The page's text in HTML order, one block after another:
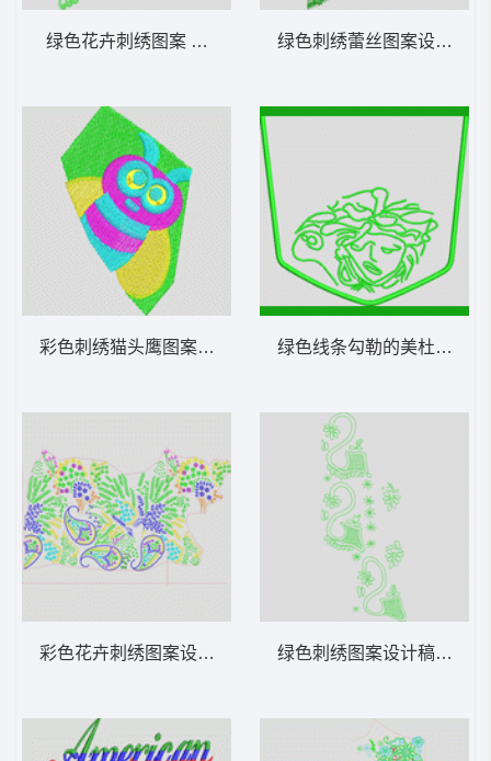
绿色花卉刺绣图案 简单花条
彩色刺绣猫头鹰图案 蜜蜂
彩色花卉刺绣图案设计图 瓜状抽象花裙
绿色刺绣蕾丝图案设计 仿
绿色线条勾勒的美杜莎头像
绿色刺绣图案设计稿 网格